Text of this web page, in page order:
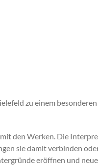
zu einem
den Werken. Die
sie damit verbinden
eröffnen und